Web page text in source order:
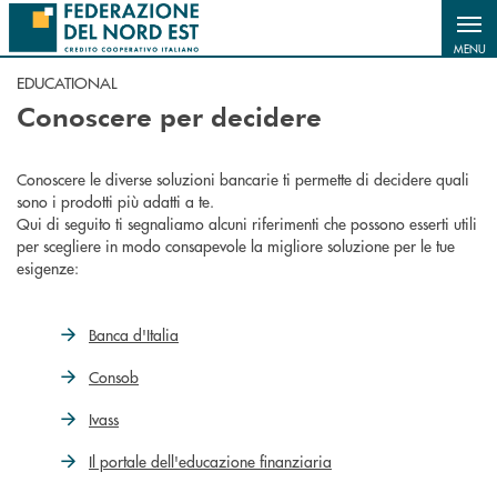
Salta al contenuto principale
MENU
EDUCATIONAL
Conoscere per decidere
Conoscere le diverse soluzioni bancarie ti permette di decidere quali
sono i prodotti più adatti a te.
Qui di seguito ti segnaliamo alcuni riferimenti che possono esserti utili
per scegliere in modo consapevole la migliore soluzione per le tue
esigenze:
Banca d'Italia
Consob
Ivass
Il portale dell'educazione finanziaria